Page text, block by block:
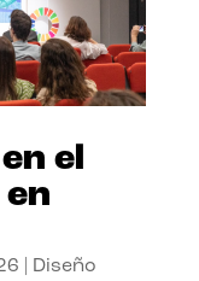
el
Diseño